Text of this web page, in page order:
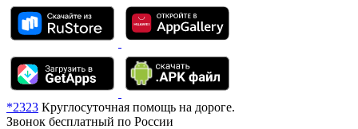
*2323 Круглосуточная помощь на дороге.
Звонок бесплатный по России